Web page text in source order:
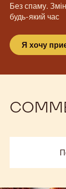
Без спаму.
будь-який час
Я хочу